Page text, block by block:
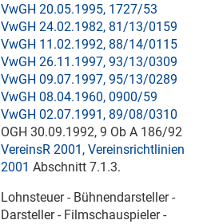
VwGH 20.05.1995, 1727/53
VwGH 24.02.1982, 81/13/0159
VwGH 11.02.1992, 88/14/0115
VwGH 26.11.1997, 93/13/0309
VwGH 09.07.1997, 95/13/0289
VwGH 08.04.1960, 0900/59
VwGH 02.07.1991, 89/08/0310
OGH 30.09.1992, 9 Ob A 186/92
VereinsR 2001 , Vereinsrichtlinien
2001 Abschnitt 7.1.3.
Lohnsteuer - Bühnendarsteller -
Darsteller - Filmschauspieler -